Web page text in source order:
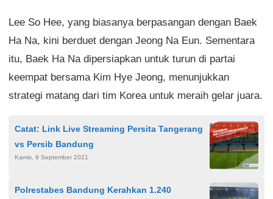
Lee So Hee, yang biasanya berpasangan dengan Baek
Ha Na, kini berduet dengan Jeong Na Eun. Sementara
itu, Baek Ha Na dipersiapkan untuk turun di partai
keempat bersama Kim Hye Jeong, menunjukkan
strategi matang dari tim Korea untuk meraih gelar juara.
Catat: Link Live Streaming Persita Tangerang
vs Persib Bandung
Kamis, 9 September 2021
Polrestabes Bandung Kerahkan 1.240